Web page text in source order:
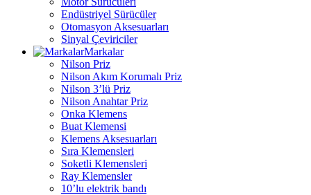
Endüstriyel Sürücüler
Otomasyon Aksesuarları
Sinyal Çeviriciler
Markalar
Nilson Priz
Nilson Akım Korumalı Priz
Nilson 3’lü Priz
Nilson Anahtar Priz
Onka Klemens
Buat Klemensi
Klemens Aksesuarları
Sıra Klemensleri
Soketli Klemensleri
Ray Klemensler
10’lu elektrik bandı